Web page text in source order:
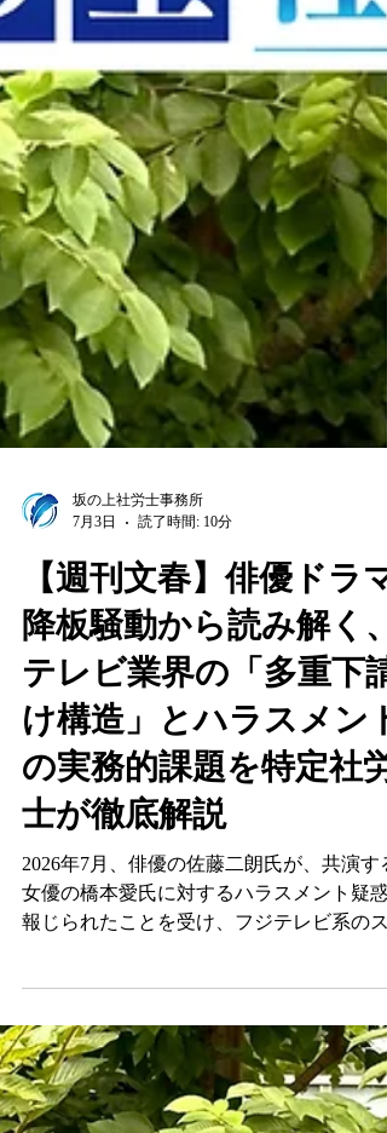
坂の上社労士事務所
7月3日
読了時間: 10分
【週刊文春】俳優ドラマ
降板騒動から読み解く、
テレビ業界の「多重下請
け構造」とハラスメント
の実務的課題を特定社労
2026年7月、俳優の佐藤二朗氏が、共演す
女優の橋本愛氏に対するハラスメント疑惑
報じられたことを受け、フジテレビ系のス
ンオフドラマを撮影初日直前に降板したと